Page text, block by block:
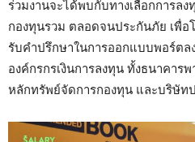
ร่วมงานจะได้พบกับทางเลือกการล
กองทุนรวม ตลอดจนประกันภัย เพื่
รับคำปรึกษาในการออกแบบพอร์ตล
องค์กรกรเงินการลงทุน ทั้งธนาคา
หลักทรัพย์จัดการกองทุน และบริษัท